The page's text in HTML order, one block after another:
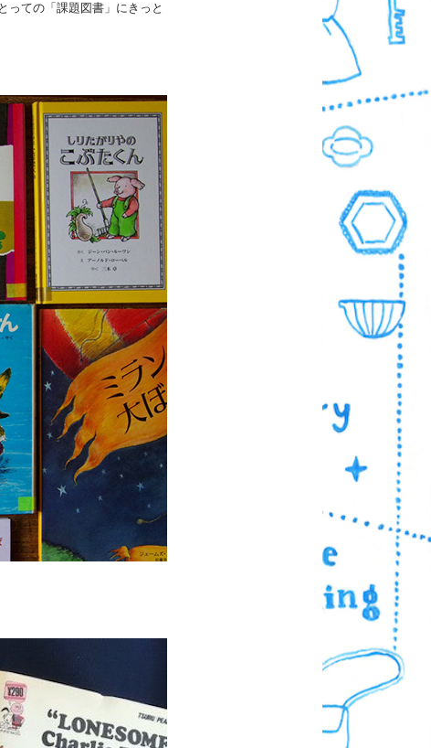
っての「課題図書」にきっと